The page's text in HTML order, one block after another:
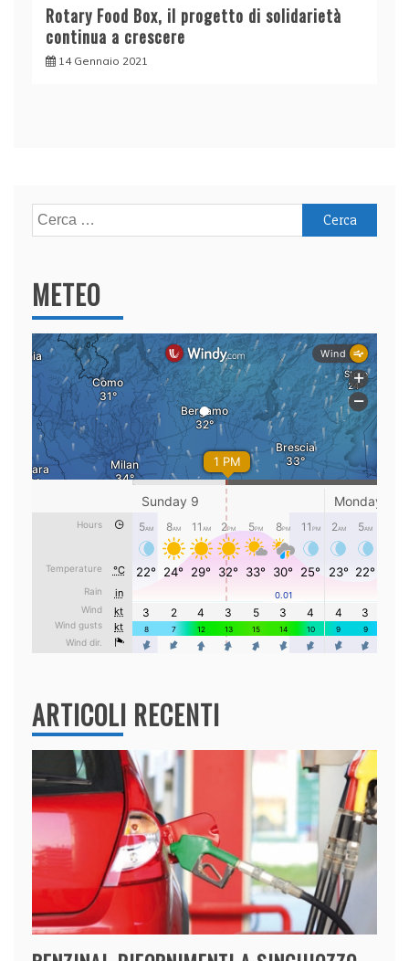
Rotary Food Box, il progetto di solidarietà
continua a crescere
14 Gennaio 2021
Ricerca
per:
METEO
ARTICOLI RECENTI